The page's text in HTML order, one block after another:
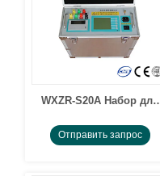
WXZR-S20A Набор для
испытания
Отправить запрос